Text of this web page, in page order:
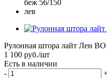
Рулонная штора лайт Лен
1 100 руб./шт
Есть в наличии
-